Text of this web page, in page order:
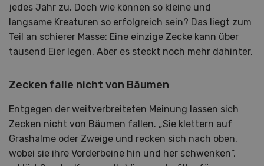
jedes Jahr zu. Doch wie können so kleine und
langsame Kreaturen so erfolgreich sein? Das liegt zum
Teil an schierer Masse: Eine einzige Zecke kann über
tausend Eier legen. Aber es steckt noch mehr dahinter.
Zecken falle nicht von Bäumen
Entgegen der weitverbreiteten Meinung lassen sich
Zecken nicht von Bäumen fallen. „Sie klettern auf
Grashalme oder Zweige und recken sich nach oben,
wobei sie ihre Vorderbeine hin und her schwenken“,